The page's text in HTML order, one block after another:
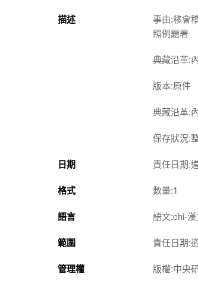
描述
事由:移會
照例題署
典藏沿革:
版本:原件
典藏沿革:
保存狀況:
日期 責任日期:
格式 數量:1
語言 語文:chi-
範圍 責任日期:
管理權 版權:中央